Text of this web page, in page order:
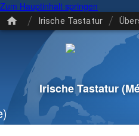
Zum Hauptinhalt springen
/ Irische Tastatur /
Irische Tastatur